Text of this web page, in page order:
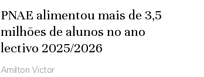
PNAE alimentou mais de 3,5
milhões de alunos no ano
lectivo 2025/2026
Amilton Victor